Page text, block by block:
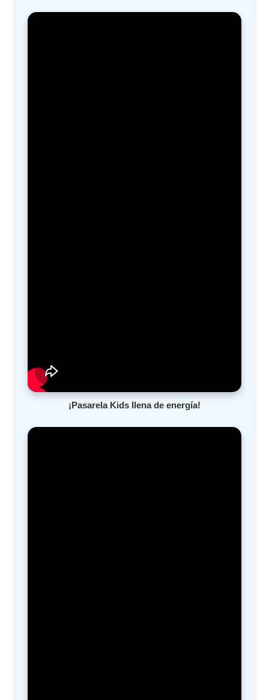
¡Pasarela Kids llena de energía!